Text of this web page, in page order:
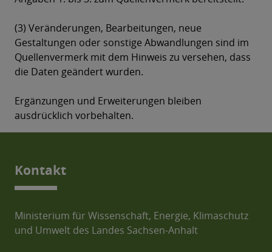
(3) Veränderungen, Bearbeitungen, neue
Gestaltungen oder sonstige Abwandlungen sind im
Quellenvermerk mit dem Hinweis zu versehen, dass
die Daten geändert wurden.
Ergänzungen und Erweiterungen bleiben
ausdrücklich vorbehalten.
Kontakt
Ministerium für Wissenschaft, Energie, Klimaschutz
und Umwelt des Landes Sachsen-Anhalt